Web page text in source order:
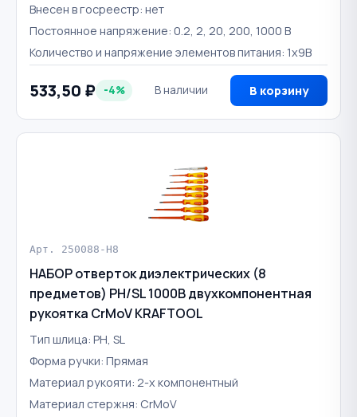
Внесен в госреестр: нет
Постоянное напряжение: 0.2, 2, 20, 200, 1000 В
Количество и напряжение элементов питания: 1х9B
533,50 ₽ -4% В наличии В корзину
Арт. 250088-Н8
НАБОР отверток диэлектрических (8
предметов) PH/SL 1000В двухкомпонентная
рукоятка CrMoV KRAFTOOL
Тип шлица: PH, SL
Форма ручки: Прямая
Материал рукояти: 2-х компонентный
Материал стержня: CrMoV